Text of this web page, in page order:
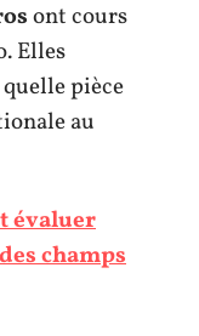
ont cours
Elles
pièce
au
évaluer
champs